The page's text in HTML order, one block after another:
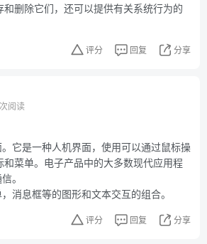
删除它们，还可以提供有关系统行为的
评分 回复 分享
阅读
它是一种人机界面，使用可以通过鼠标操
菜单。电子产品中的大多数现代应用程
。
消息框等的图形和文本交互的组合。
评分 回复 分享